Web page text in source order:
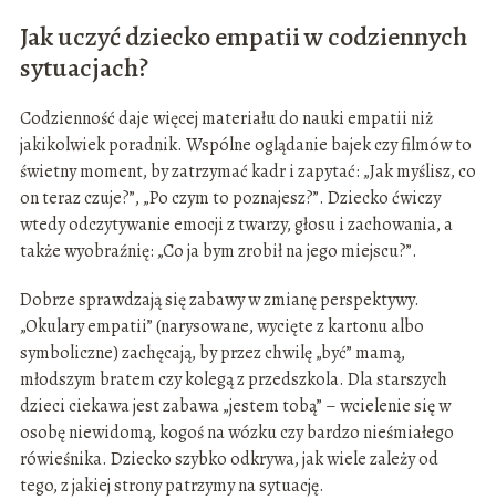
Jak uczyć dziecko empatii w codziennych
sytuacjach?
Codzienność daje więcej materiału do nauki empatii niż
jakikolwiek poradnik. Wspólne oglądanie bajek czy filmów to
świetny moment, by zatrzymać kadr i zapytać: „Jak myślisz, co
on teraz czuje?”, „Po czym to poznajesz?”. Dziecko ćwiczy
wtedy odczytywanie emocji z twarzy, głosu i zachowania, a
także wyobraźnię: „Co ja bym zrobił na jego miejscu?”.
Dobrze sprawdzają się zabawy w zmianę perspektywy.
„Okulary empatii” (narysowane, wycięte z kartonu albo
symboliczne) zachęcają, by przez chwilę „być” mamą,
młodszym bratem czy kolegą z przedszkola. Dla starszych
dzieci ciekawa jest zabawa „jestem tobą” – wcielenie się w
osobę niewidomą, kogoś na wózku czy bardzo nieśmiałego
rówieśnika. Dziecko szybko odkrywa, jak wiele zależy od
tego, z jakiej strony patrzymy na sytuację.